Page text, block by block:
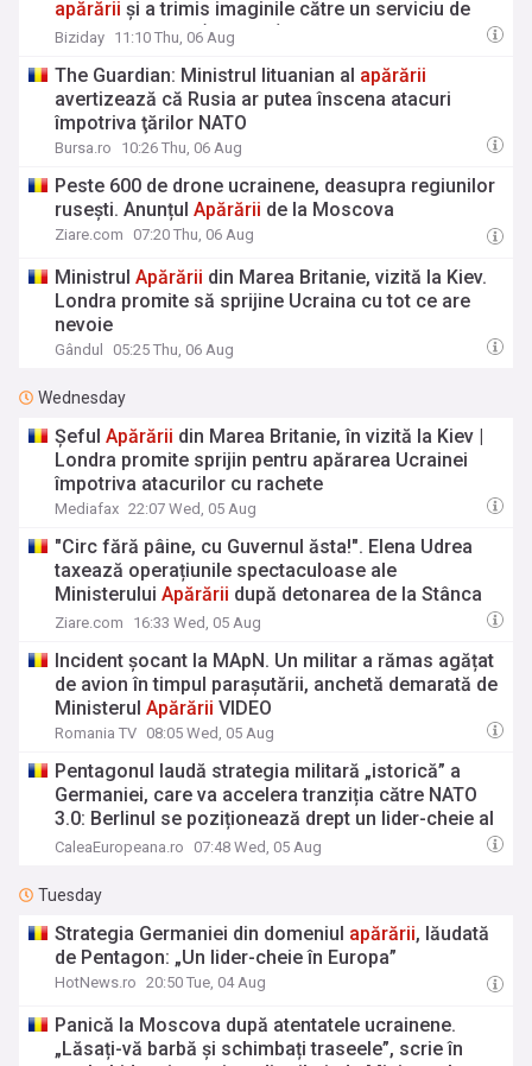
apărării și a trimis imaginile către un serviciu de
informații străin (nenumit). Separat, ancheta
Leipzig a fost preluată de procurorii responsabili
de antiterorism.
Biziday 11:10 Thu, 06 Aug
The Guardian: Ministrul lituanian al apărării
avertizează că Rusia ar putea înscena atacuri
împotriva ţărilor NATO
Bursa.ro 10:26 Thu, 06 Aug
Peste 600 de drone ucrainene, deasupra regiunilor
rusești. AnunțulApărării de la Moscova
Ziare.com 07:20 Thu, 06 Aug
MinistrulApărării din Marea Britanie, vizită la Kiev.
Londra promite să sprijine Ucraina cu tot ce are
nevoie
Gândul 05:25 Thu, 06 Aug
Wednesday
ȘefulApărării din Marea Britanie, în vizită la Kiev |
Londra promite sprijin pentru apărarea Ucrainei
împotriva atacurilor cu rachete
Mediafax 22:07 Wed, 05 Aug
"Circ fără pâine, cu Guvernul ăsta!". Elena Udrea
taxează operațiunile spectaculoase ale
MinisteruluiApărării după detonarea de la Stânca
Pârjoaia: "Pentru unii, 2 cm contează…"
Ziare.com 16:33 Wed, 05 Aug
Incident șocant la MApN. Un militar a rămas agățat
de avion în timpul parașutării, anchetă demarată de
MinisterulApărării VIDEO
Romania TV 08:05 Wed, 05 Aug
Pentagonul laudă strategia militară „istorică” a
Germaniei, care va accelera tranziția către NATO
3.0: Berlinul se poziționează drept un lider-cheie al
apărăriiconvenționale a Europei
CaleaEuropeana.ro 07:48 Wed, 05 Aug
Tuesday
Strategia Germaniei din domeniul apărării, lăudată
de Pentagon: „Un lider-cheie în Europa”
HotNews.ro 20:50 Tue, 04 Aug
Panică la Moscova după atentatele ucrainene.
„Lăsați-vă barbă și schimbați traseele”, scrie în